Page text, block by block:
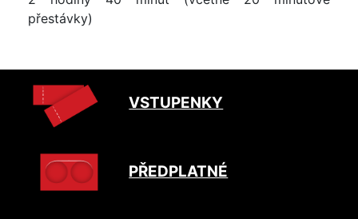
přestávky)
VSTUPENKY
PŘEDPLATNÉ